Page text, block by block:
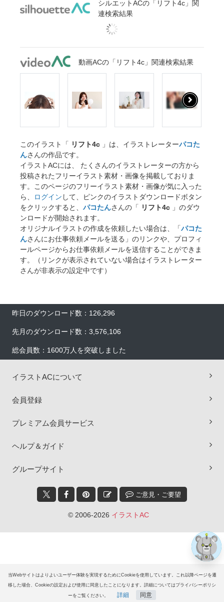
当Webサイトはよりよいユーザー体験を実現するためにCookieを使用しています。これ以降ページを遷
移した場合、Cookieの設定および使用に同意したことになります。詳細についてはプライバシーポリシ
ーをご覧ください。 詳細 同意
シルエットACの「リフト4c」関
連検索結果
動画ACの「リフト4c」関連検索結果
このイラスト「 リフト4c 」は、イラストレーターパコた
んさんの作品です。
イラストACには、 たくさんのイラストレーターの方から
投稿されたフリーイラスト素材・画像を掲載しておりま
す。このページのフリーイラスト素材・画像が気に入った
ら、
ログイン して、ピンクのイラストダウンロードボタン
をクリックすると、 パコたんさんの「 リフト4c 」のダウ
ンロードが開始されます。
オリジナルイラストの作成を依頼したい場合は、「パコた
んさんにお仕事依頼メールを送る」のリンクや、プロフィ
ールページからお仕事依頼メールを送信することができま
す。（リンクが表示されていない場合はイラストレーター
さんが非表示の設定中です）
昨日のダウンロード数：126,296
先月のダウンロード数：3,576,106
総会員数：1600万人を突破しました
イラストACについて
会員登録
プレミアム会員サービス
ヘルプ＆ガイド
グループサイト
ご意見・ご要望
© 2006-2026 イラストAC